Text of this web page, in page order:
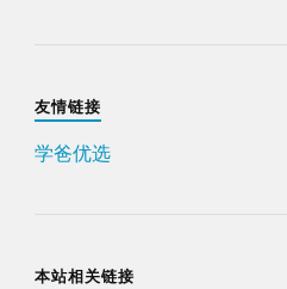
友情链接
学爸优选
本站相关链接